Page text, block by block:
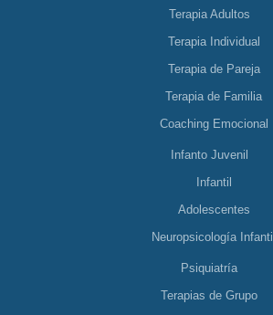
Terapia Adultos
Terapia Individual
Terapia de Pareja
Terapia de Familia
Coaching Emocional
Infanto Juvenil
Infantil
Adolescentes
Neuropsicología Infantil
Psiquiatría
Terapias de Grupo